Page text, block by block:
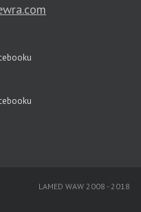
LAMED WAW 2008 - 2018